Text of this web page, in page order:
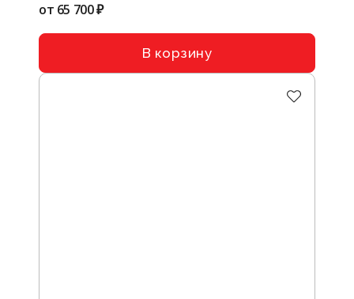
от 65 700 ₽
В корзину